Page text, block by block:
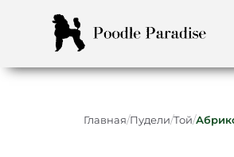
Главная/Пудели/Той/